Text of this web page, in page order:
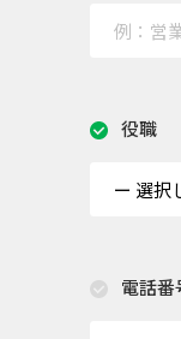
役職
電話番